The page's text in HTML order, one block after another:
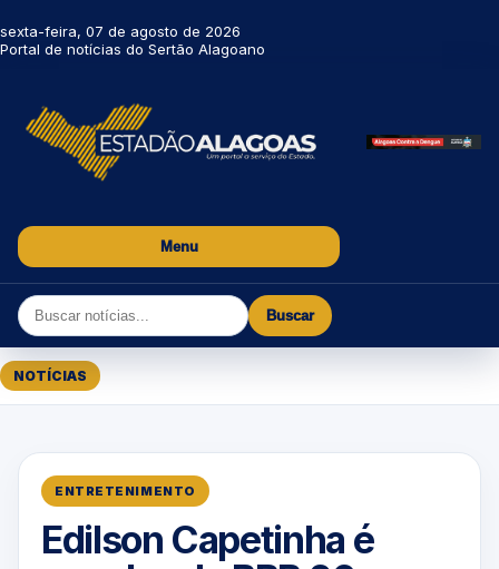
sexta-feira, 07 de agosto de 2026
Portal de notícias do Sertão Alagoano
Menu
Buscar
NOTÍCIAS
ENTRETENIMENTO
Edilson Capetinha é